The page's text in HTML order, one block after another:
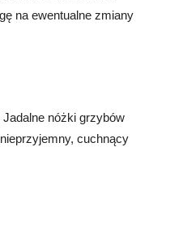
na ewentualne zmiany
nóżki grzybów
cuchnący